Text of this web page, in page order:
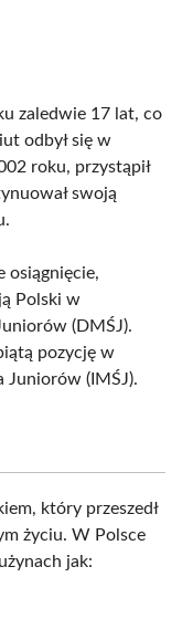
zaledwie 17 lat, co
odbył się w
roku, przystąpił
swoją
osiągnięcie,
Polski w
(DMŚJ).
pozycję w
Juniorów (IMŚJ).
który przeszedł
życiu. W Polsce
jak: